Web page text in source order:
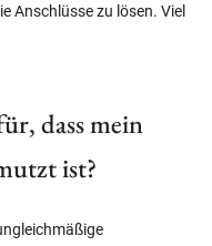
Anschlüsse zu lösen. Viel
dass mein
ist?